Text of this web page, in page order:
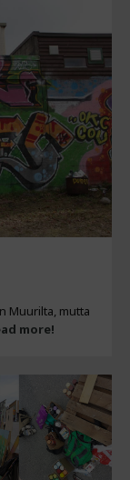
Muurilta, mutta
more!